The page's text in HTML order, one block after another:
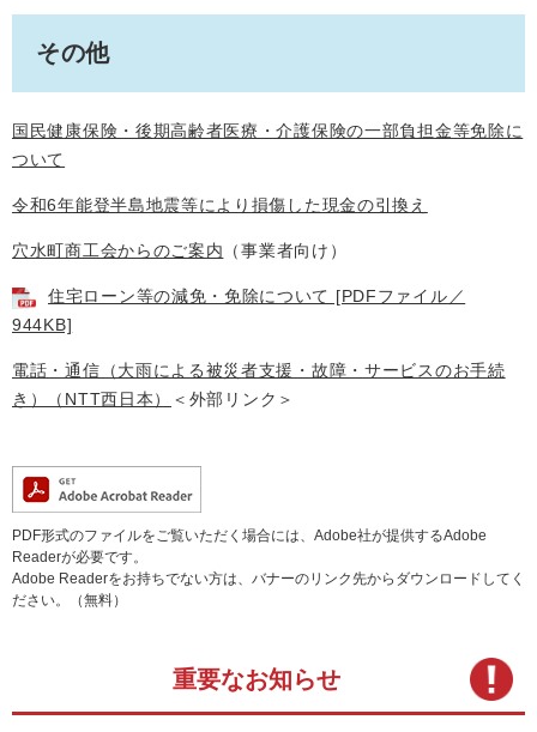
その他
国民健康保険・後期高齢者医療・介護保険の一部負担金等免除に
ついて
令和6年能登半島地震等により損傷した現金の引換え
穴水町商工会からのご案内 （事業者向け）
住宅ローン等の減免・免除について [PDFファイル／
944KB]
電話・通信（大雨による被災者支援・故障・サービスのお手続
き）（NTT西日本）
＜外部リンク＞
PDF形式のファイルをご覧いただく場合には、Adobe社が提供するAdobe
Readerが必要です。
Adobe Readerをお持ちでない方は、バナーのリンク先からダウンロードしてく
ださい。（無料）
重要なお知らせ